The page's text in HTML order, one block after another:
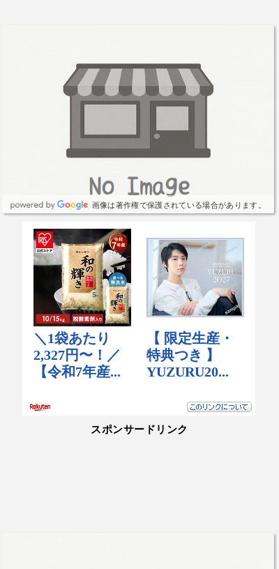
画像は著作権で保護されている場合があります。
スポンサードリンク